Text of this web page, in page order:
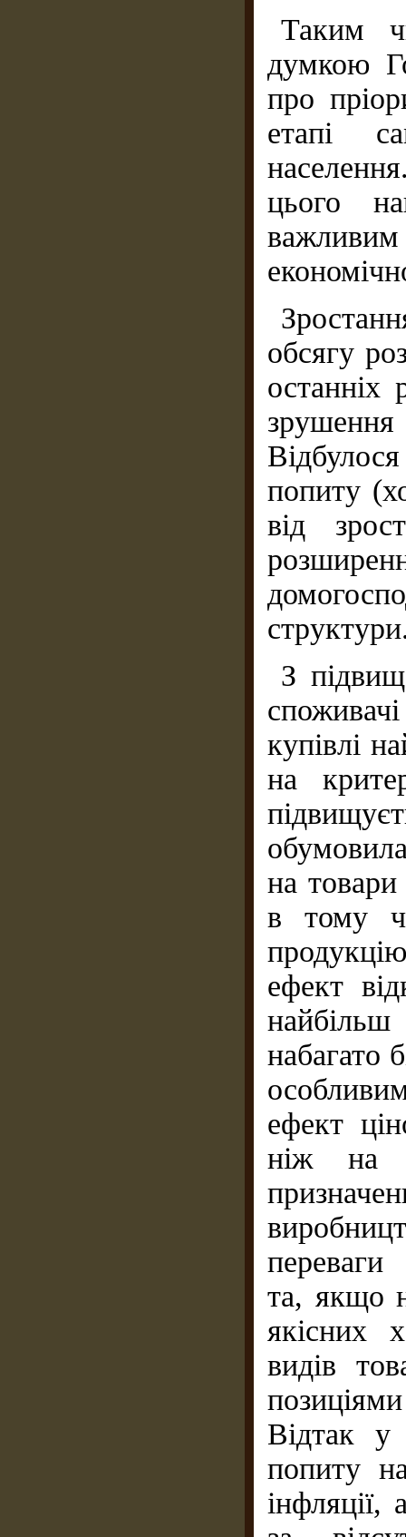
Таким
думкою
про
етапі
цього
обсягу
останніх
попиту
від
З
купівлі
на
на товари
в тому
ефект
набагато
ефект
ніж на
переваги
та, якщо
якісних
видів
Відтак у
попиту
інфляції,